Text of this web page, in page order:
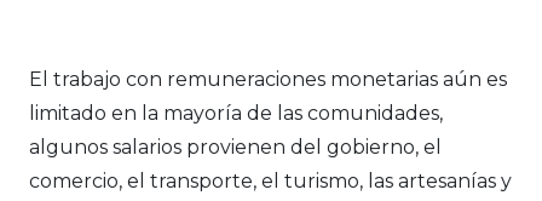
El trabajo con remuneraciones monetarias aún es
limitado en la mayoría de las comunidades,
algunos salarios provienen del gobierno, el
comercio, el transporte, el turismo, las artesanías y